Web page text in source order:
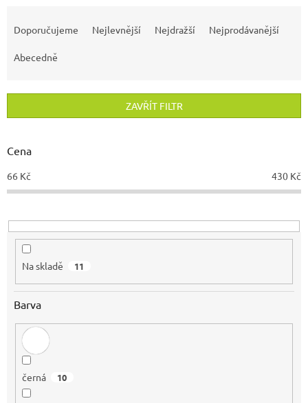
r
d
k
t
Doporučujeme Nejlevnější Nejdražší Nejprodávanější
Abecedně
ZAVŘÍT FILTR
Cena
66 Kč 430 Kč
Na skladě 11
Barva
černá 10